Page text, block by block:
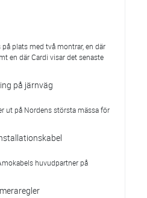
plats med två montrar, en där
en där Cardi visar det senaste
på järnväg
ut på Nordens största mässa för
huvudpartner på